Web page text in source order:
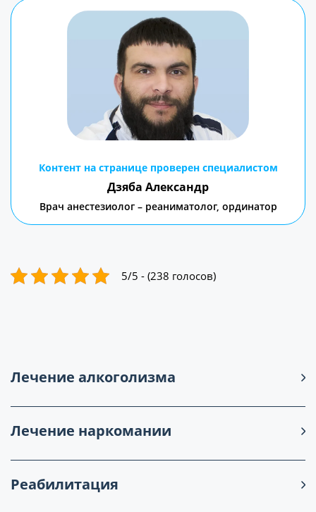
Лечение алкоголизма
Лечение наркомании
Реабилитация
Контент на странице проверен специалистом
Дзяба Александр
Врач анестезиолог – реаниматолог, ординатор
5/5 - (238 голосов)